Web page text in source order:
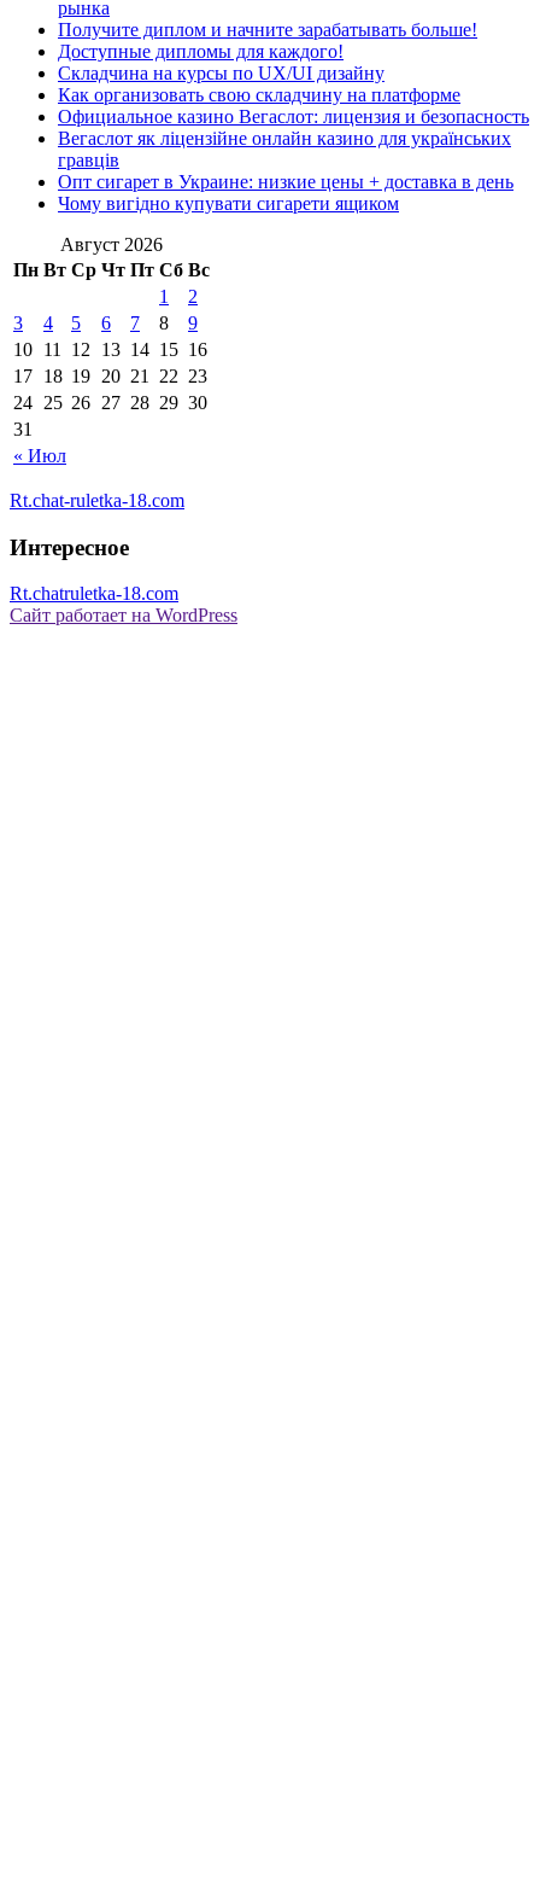
рынка
Получите диплом и начните зарабатывать больше!
Доступные дипломы для каждого!
Складчина на курсы по UX/UI дизайну
Как организовать свою складчину на платформе
Официальное казино Вегаслот: лицензия и безопасность
Вегаслот як ліцензійне онлайн казино для українських
гравців
Опт сигарет в Украине: низкие цены + доставка в день
Чому вигідно купувати сигарети ящиком
Август 2026
Пн Вт Ср Чт Пт Сб Вс
« Июл
1
2
3
4 5 6 7 8
9
10 11 12 13 14 15 16
17 18 19 20 21 22 23
24 25 26 27 28 29 30
31
Rt.chat-ruletka-18.com
Интересное
Rt.chatruletka-18.com
Сайт работает на WordPress